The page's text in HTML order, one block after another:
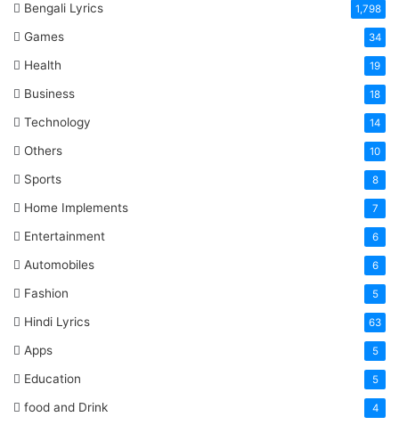
Bengali Lyrics 1,798
Games 34
Health 19
Business 18
Technology 14
Others 10
Sports 8
Home Implements 7
Entertainment 6
Automobiles 6
Fashion 5
Hindi Lyrics 63
Apps 5
Education 5
food and Drink 4